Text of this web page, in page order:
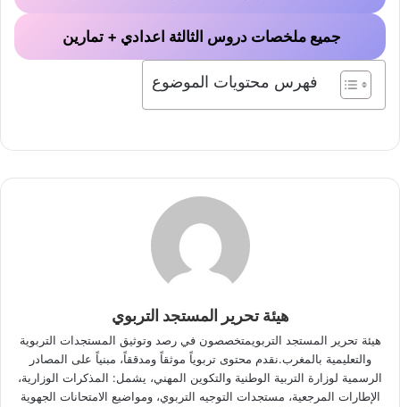
جميع ملخصات دروس الثالثة اعدادي + تمارين
فهرس محتويات الموضوع
هيئة تحرير المستجد التربوي
هيئة تحرير المستجد التربويمتخصصون في رصد وتوثيق المستجدات التربوية
والتعليمية بالمغرب.نقدم محتوى تربوياً موثقاً ومدققاً، مبنياً على المصادر
الرسمية لوزارة التربية الوطنية والتكوين المهني، يشمل: المذكرات الوزارية،
الإطارات المرجعية، مستجدات التوجيه التربوي، ومواضيع الامتحانات الجهوية